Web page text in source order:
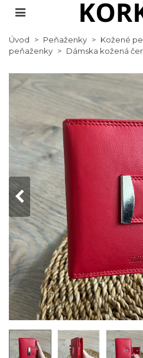
Úvod > Peňaženky > Kožené
peňaženky > Dámska kožená